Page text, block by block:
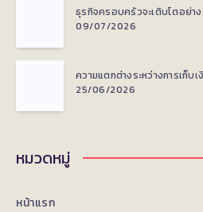
ธุรกิจครอบครัวจะเติบโตอย่า
09/07/2026
ความแตกต่างระหว่างการเก็บ
25/06/2026
หมวดหมู่
หน้าแรก